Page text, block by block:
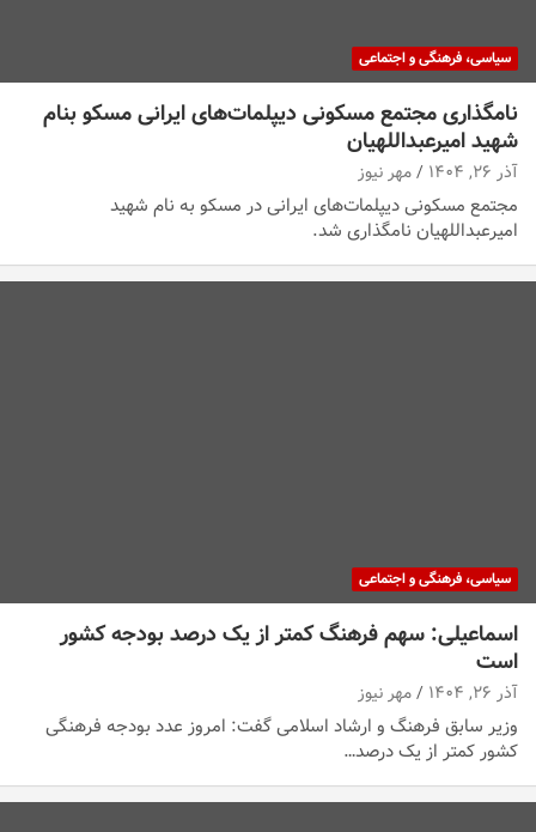
سیاسی، فرهنگی و اجتماعی
نامگذاری مجتمع مسکونی دیپلمات‌های ایرانی مسکو بنام
شهید امیرعبداللهیان
آذر ۲۶, ۱۴۰۴ مهر نیوز
مجتمع مسکونی دیپلمات‌های ایرانی در مسکو به نام شهید
امیرعبداللهیان نامگذاری شد.
سیاسی، فرهنگی و اجتماعی
اسماعیلی: سهم فرهنگ کمتر از یک درصد بودجه کشور
است
آذر ۲۶, ۱۴۰۴ مهر نیوز
وزیر سابق فرهنگ و ارشاد اسلامی گفت: امروز عدد بودجه فرهنگی
کشور کمتر از یک درصد…